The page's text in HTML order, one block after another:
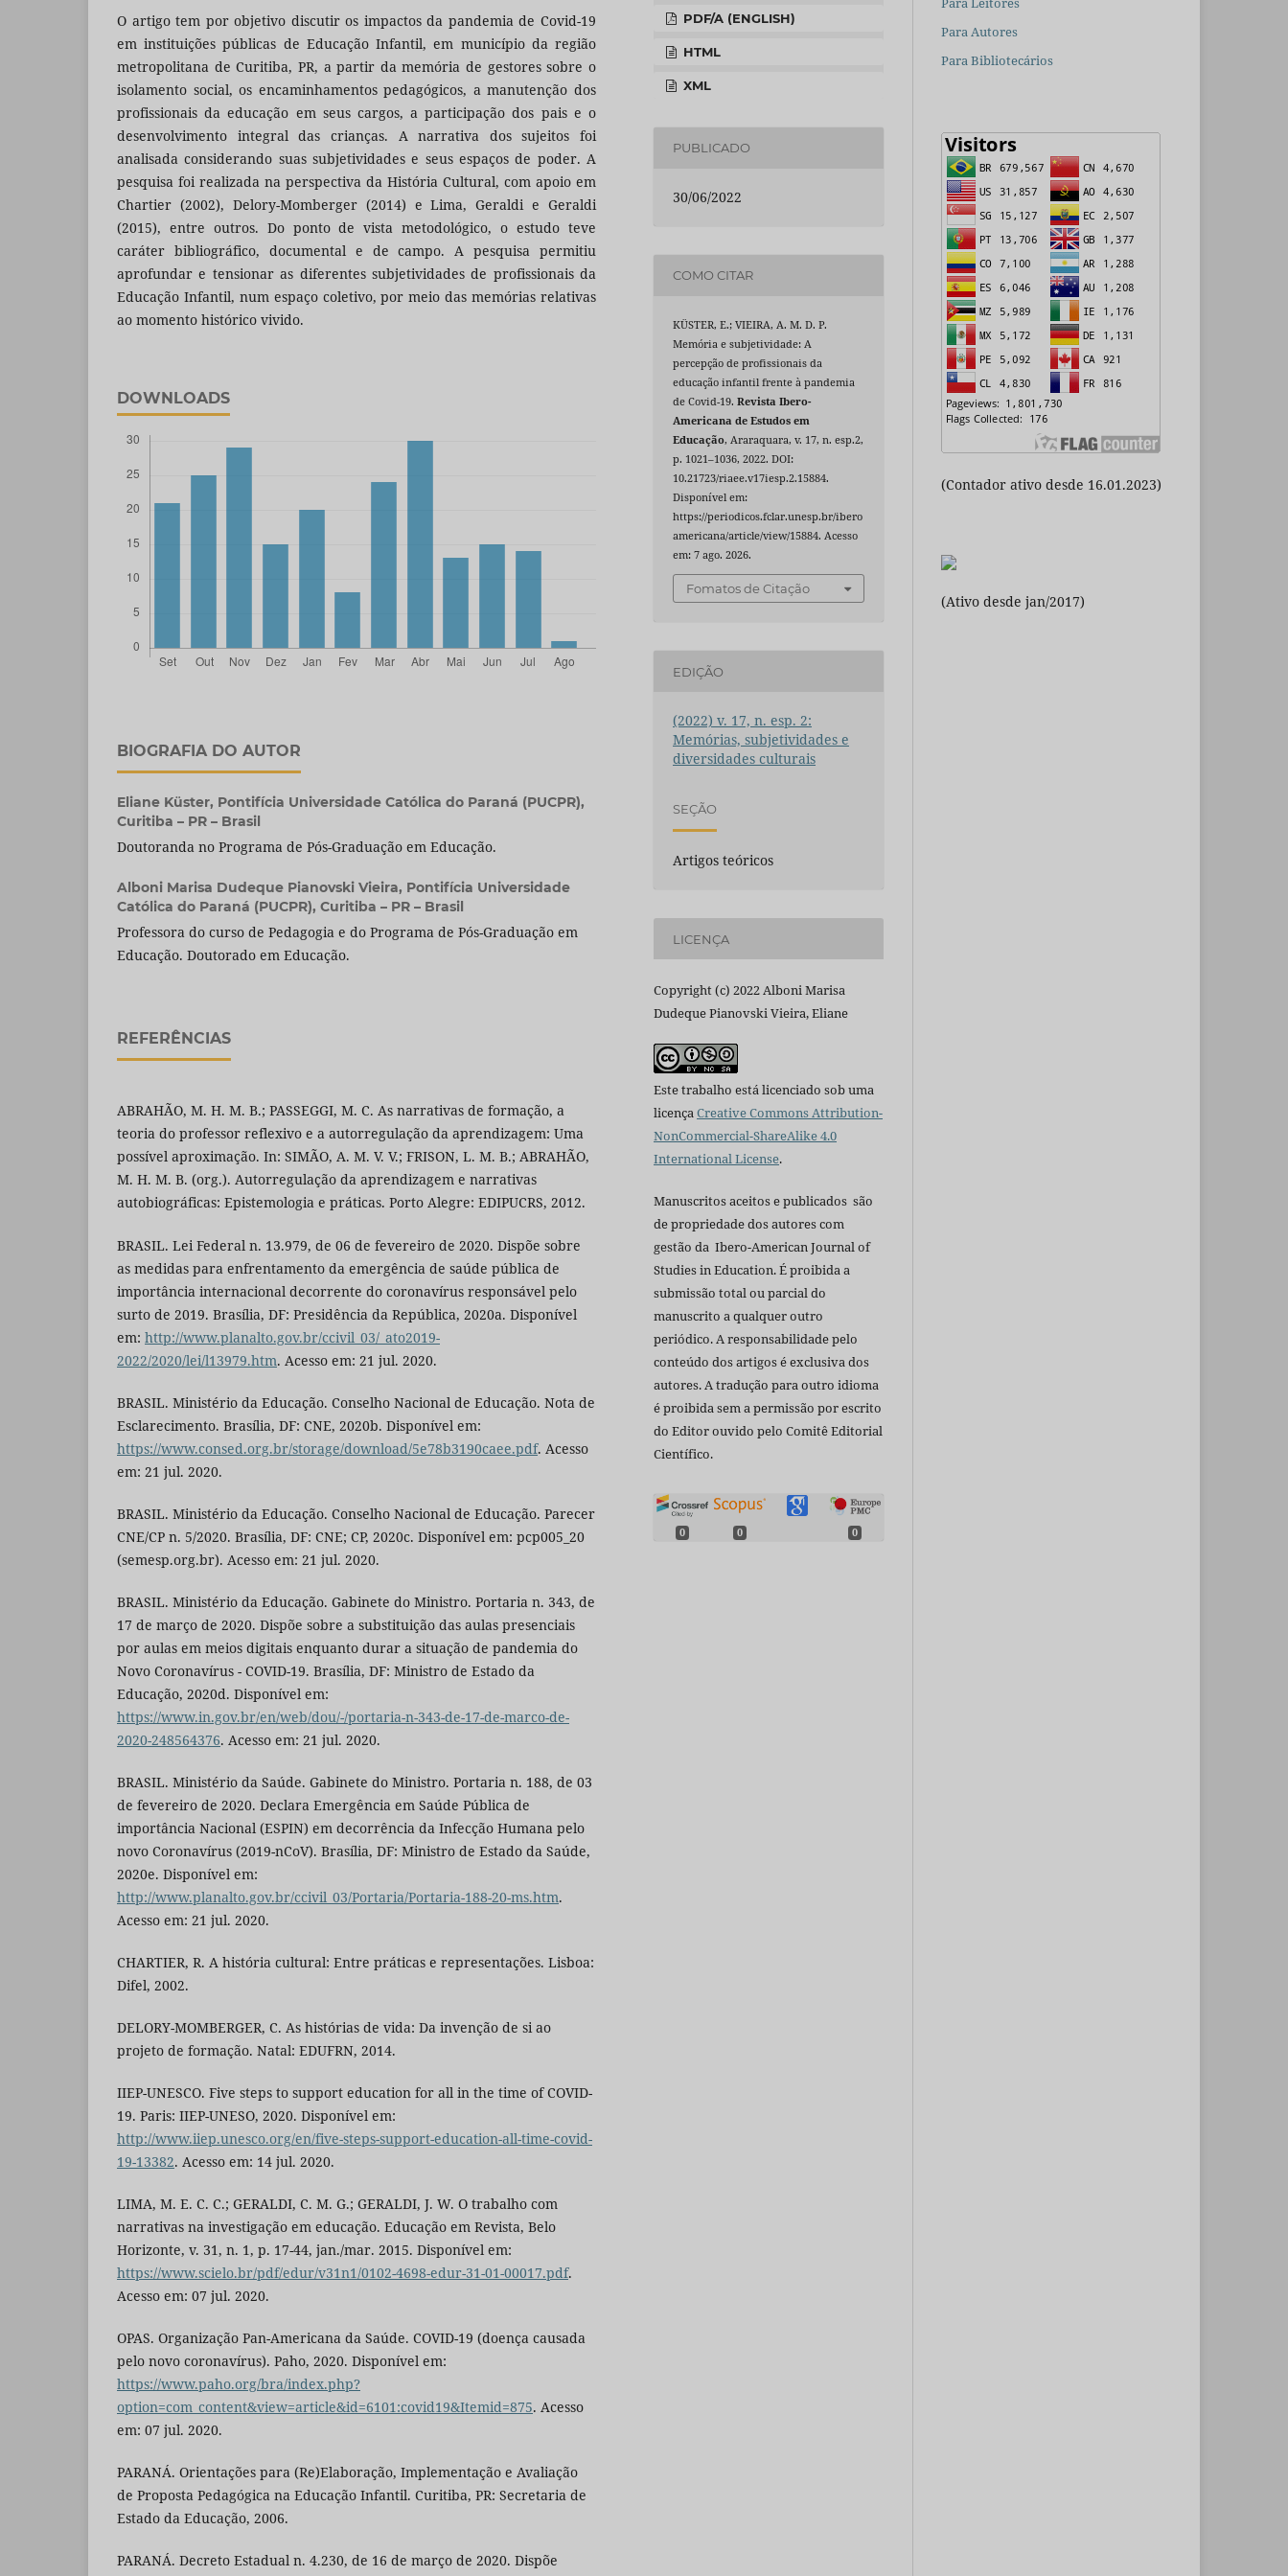
O artigo tem por objetivo discutir os impactos da pandemia de Covid-19
em instituições públicas de Educação Infantil, em município da região
metropolitana de Curitiba, PR, a partir da memória de gestores sobre o
isolamento social, os encaminhamentos pedagógicos, a manutenção dos
profissionais da educação em seus cargos, a participação dos pais e o
desenvolvimento integral das crianças. A narrativa dos sujeitos foi
analisada considerando suas subjetividades e seus espaços de poder. A
pesquisa foi realizada na perspectiva da História Cultural, com apoio em
Chartier (2002), Delory-Momberger (2014) e Lima, Geraldi e Geraldi
(2015), entre outros. Do ponto de vista metodológico, o estudo teve
caráter bibliográfico, documental e de campo. A pesquisa permitiu
aprofundar e tensionar as diferentes subjetividades de profissionais da
Educação Infantil, num espaço coletivo, por meio das memórias relativas
ao momento histórico vivido.
DOWNLOADS
BIOGRAFIA DO AUTOR
Eliane Küster, Pontifícia Universidade Católica do Paraná (PUCPR),
Curitiba – PR – Brasil
Doutoranda no Programa de Pós-Graduação em Educação.
Alboni Marisa Dudeque Pianovski Vieira, Pontifícia Universidade
Católica do Paraná (PUCPR), Curitiba – PR – Brasil
Professora do curso de Pedagogia e do Programa de Pós-Graduação em
Educação. Doutorado em Educação.
REFERÊNCIAS
ABRAHÃO, M. H. M. B.; PASSEGGI, M. C. As narrativas de formação, a
teoria do professor reflexivo e a autorregulação da aprendizagem: Uma
possível aproximação. In: SIMÃO, A. M. V. V.; FRISON, L. M. B.; ABRAHÃO,
M. H. M. B. (org.). Autorregulação da aprendizagem e narrativas
autobiográficas: Epistemologia e práticas. Porto Alegre: EDIPUCRS, 2012.
BRASIL. Lei Federal n. 13.979, de 06 de fevereiro de 2020. Dispõe sobre
as medidas para enfrentamento da emergência de saúde pública de
importância internacional decorrente do coronavírus responsável pelo
surto de 2019. Brasília, DF: Presidência da República, 2020a. Disponível
em: http://www.planalto.gov.br/ccivil_03/_ato2019-
2022/2020/lei/l13979.htm. Acesso em: 21 jul. 2020.
BRASIL. Ministério da Educação. Conselho Nacional de Educação. Nota de
Esclarecimento. Brasília, DF: CNE, 2020b. Disponível em:
https://www.consed.org.br/storage/download/5e78b3190caee.pdf. Acesso
em: 21 jul. 2020.
BRASIL. Ministério da Educação. Conselho Nacional de Educação. Parecer
CNE/CP n. 5/2020. Brasília, DF: CNE; CP, 2020c. Disponível em: pcp005_20
(semesp.org.br). Acesso em: 21 jul. 2020.
BRASIL. Ministério da Educação. Gabinete do Ministro. Portaria n. 343, de
17 de março de 2020. Dispõe sobre a substituição das aulas presenciais
por aulas em meios digitais enquanto durar a situação de pandemia do
Novo Coronavírus - COVID-19. Brasília, DF: Ministro de Estado da
Educação, 2020d. Disponível em:
https://www.in.gov.br/en/web/dou/-/portaria-n-343-de-17-de-marco-de-
2020-248564376. Acesso em: 21 jul. 2020.
BRASIL. Ministério da Saúde. Gabinete do Ministro. Portaria n. 188, de 03
de fevereiro de 2020. Declara Emergência em Saúde Pública de
importância Nacional (ESPIN) em decorrência da Infecção Humana pelo
novo Coronavírus (2019-nCoV). Brasília, DF: Ministro de Estado da Saúde,
2020e. Disponível em:
http://www.planalto.gov.br/ccivil_03/Portaria/Portaria-188-20-ms.htm.
Acesso em: 21 jul. 2020.
CHARTIER, R. A história cultural: Entre práticas e representações. Lisboa:
Difel, 2002.
DELORY-MOMBERGER, C. As histórias de vida: Da invenção de si ao
projeto de formação. Natal: EDUFRN, 2014.
IIEP-UNESCO. Five steps to support education for all in the time of COVID-
19. Paris: IIEP-UNESO, 2020. Disponível em:
http://www.iiep.unesco.org/en/five-steps-support-education-all-time-covid-
19-13382. Acesso em: 14 jul. 2020.
LIMA, M. E. C. C.; GERALDI, C. M. G.; GERALDI, J. W. O trabalho com
narrativas na investigação em educação. Educação em Revista, Belo
Horizonte, v. 31, n. 1, p. 17-44, jan./mar. 2015. Disponível em:
https://www.scielo.br/pdf/edur/v31n1/0102-4698-edur-31-01-00017.pdf.
Acesso em: 07 jul. 2020.
OPAS. Organização Pan-Americana da Saúde. COVID-19 (doença causada
pelo novo coronavírus). Paho, 2020. Disponível em:
https://www.paho.org/bra/index.php?
option=com_content&view=article&id=6101:covid19&Itemid=875. Acesso
em: 07 jul. 2020.
PARANÁ. Orientações para (Re)Elaboração, Implementação e Avaliação
de Proposta Pedagógica na Educação Infantil. Curitiba, PR: Secretaria de
Estado da Educação, 2006.
PARANÁ. Decreto Estadual n. 4.230, de 16 de março de 2020. Dispõe
PDF/A (ENGLISH)
HTML
XML
PUBLICADO
30/06/2022
COMO CITAR
KÜSTER, E.; VIEIRA, A. M. D. P.
Memória e subjetividade: A
percepção de profissionais da
educação infantil frente à pandemia
de Covid-19.Revista Ibero-
Americana de Estudos em
Educação, Araraquara, v. 17, n. esp.2,
p. 1021–1036, 2022. DOI:
10.21723/riaee.v17iesp.2.15884.
Disponível em:
https://periodicos.fclar.unesp.br/ibero
americana/article/view/15884. Acesso
em: 7 ago. 2026.
Fomatos de Citação
EDIÇÃO
(2022) v. 17, n. esp. 2:
Memórias, subjetividades e
diversidades culturais
SEÇÃO
Artigos teóricos
LICENÇA
Copyright (c) 2022 Alboni Marisa
Dudeque Pianovski Vieira, Eliane
Este trabalho está licenciado sob uma
licençaCreative Commons Attribution-
NonCommercial-ShareAlike 4.0
International License.
Manuscritos aceitos e publicados são
de propriedade dos autores com
gestão da Ibero-American Journal of
Studies in Education. É proibida a
submissão total ou parcial do
manuscrito a qualquer outro
periódico. A responsabilidade pelo
conteúdo dos artigos é exclusiva dos
autores. A tradução para outro idioma
é proibida sem a permissão por escrito
do Editor ouvido pelo Comitê Editorial
Científico.
0 0 0
Para Autores
Para Bibliotecários
(Contador ativo desde 16.01.2023)
(Ativo desde jan/2017)